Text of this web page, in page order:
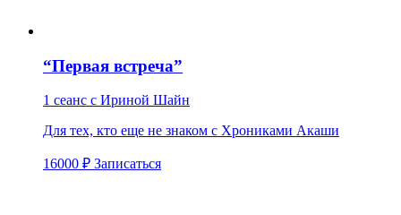
“Первая встреча”
1 сеанс с Ириной Шайн
Для тех, кто еще не знаком с Хрониками Акаши
16000 ₽ Записаться